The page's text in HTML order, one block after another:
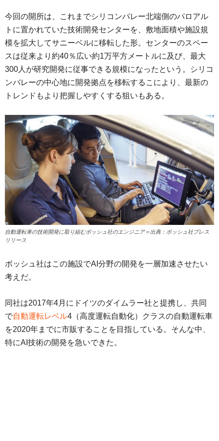
今回の開所は、これまでシリコンバレー北端側のパロアル
トに置かれていた技術開発センターを、敷地面積や施設規
模を拡大してサニーベルに移転した形。センターのスペー
スは従来より約40％広い約1万平方メートルに及び、最大
300人が研究開発に従事できる規模になったという。シリコ
ンバレーの中心地に開発拠点を移転するこにより、最新の
トレンドもより把握しやすくする狙いもある。
自動運転車の技術開発に取り組むボッシュ社のエンジニア＝出典：ボッシュ社プレス
リリース
ボッシュ社はこの施設でAI分野の開発を一層加速させたい
考えだ。
同社は2017年4月にドイツのダイムラー社と提携し、共同
で自動運転レベル4（高度運転自動化）クラスの自動運転車
を2020年までに市販することを目指している。そんな中、
特にAI技術の開発を急いできた。